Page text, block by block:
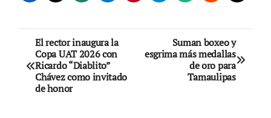
Navegación
de
entradas
El rector inaugura la
Copa UAT 2026 con
Ricardo “Diablito”
Chávez como invitado
de honor
Suman boxeo y
esgrima más medallas
de oro para
Tamaulipas